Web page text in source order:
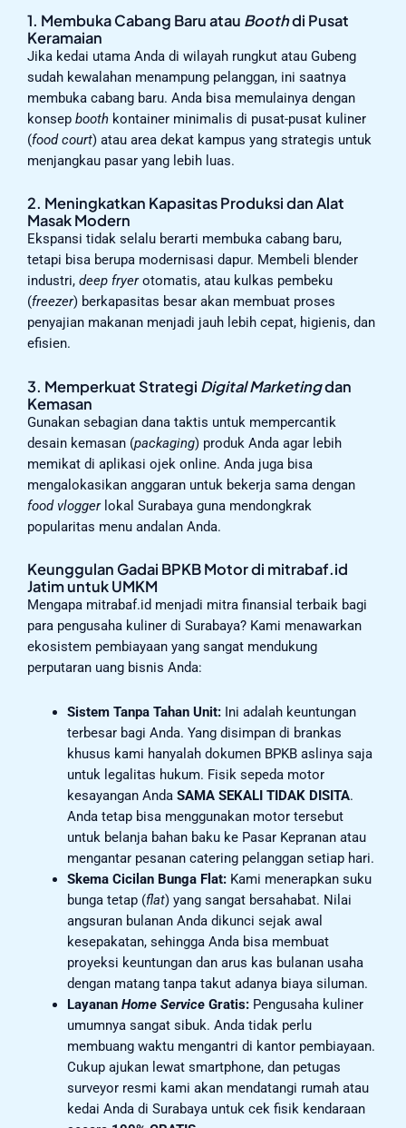
1. Membuka Cabang Baru atau Boothdi Pusat
Keramaian
Jika kedai utama Anda di wilayah rungkut atau Gubeng
sudah kewalahan menampung pelanggan, ini saatnya
membuka cabang baru. Anda bisa memulainya dengan
konsep booth kontainer minimalis di pusat-pusat kuliner
(food court) atau area dekat kampus yang strategis untuk
menjangkau pasar yang lebih luas.
2. Meningkatkan Kapasitas Produksi dan Alat
Masak Modern
Ekspansi tidak selalu berarti membuka cabang baru,
tetapi bisa berupa modernisasi dapur. Membeli blender
industri, deep fryerotomatis, atau kulkas pembeku
(freezer) berkapasitas besar akan membuat proses
penyajian makanan menjadi jauh lebih cepat, higienis, dan
efisien.
3. Memperkuat Strategi Digital Marketingdan
Kemasan
Gunakan sebagian dana taktis untuk mempercantik
desain kemasan (packaging) produk Anda agar lebih
memikat di aplikasi ojek online. Anda juga bisa
mengalokasikan anggaran untuk bekerja sama dengan
food vloggerlokal Surabaya guna mendongkrak
popularitas menu andalan Anda.
Keunggulan Gadai BPKB Motor di mitrabaf.id
Jatim untuk UMKM
Mengapa mitrabaf.id menjadi mitra finansial terbaik bagi
para pengusaha kuliner di Surabaya? Kami menawarkan
ekosistem pembiayaan yang sangat mendukung
perputaran uang bisnis Anda:
Sistem Tanpa Tahan Unit:Ini adalah keuntungan
terbesar bagi Anda. Yang disimpan di brankas
khusus kami hanyalah dokumen BPKB aslinya saja
untuk legalitas hukum. Fisik sepeda motor
kesayangan Anda SAMA SEKALI TIDAK DISITA.
Anda tetap bisa menggunakan motor tersebut
untuk belanja bahan baku ke Pasar Kepranan atau
mengantar pesanan catering pelanggan setiap hari.
Skema Cicilan Bunga Flat:Kami menerapkan suku
bunga tetap (flat) yang sangat bersahabat. Nilai
angsuran bulanan Anda dikunci sejak awal
kesepakatan, sehingga Anda bisa membuat
proyeksi keuntungan dan arus kas bulanan usaha
dengan matang tanpa takut adanya biaya siluman.
Layanan Home ServiceGratis:Pengusaha kuliner
umumnya sangat sibuk. Anda tidak perlu
membuang waktu mengantri di kantor pembiayaan.
Cukup ajukan lewat smartphone, dan petugas
surveyor resmi kami akan mendatangi rumah atau
kedai Anda di Surabaya untuk cek fisik kendaraan